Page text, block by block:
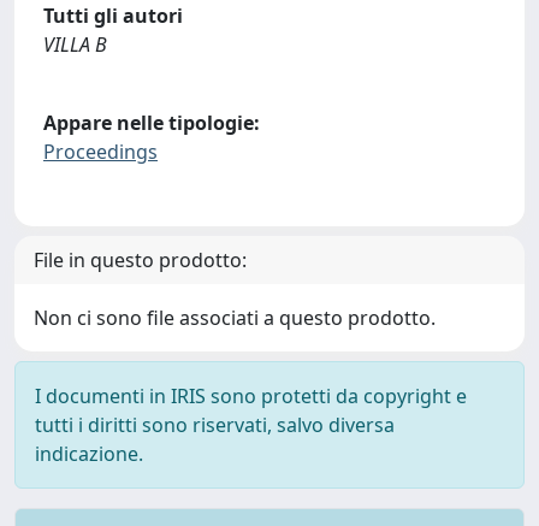
Tutti gli autori
VILLA B
Appare nelle tipologie:
Proceedings
File in questo prodotto:
Non ci sono file associati a questo prodotto.
I documenti in IRIS sono protetti da copyright e
tutti i diritti sono riservati, salvo diversa
indicazione.